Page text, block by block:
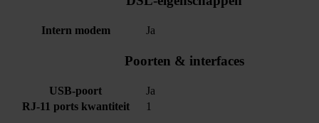
Intern modem Ja
Poorten & interfaces
USB-poort
Ja
RJ-11 ports kwantiteit
1